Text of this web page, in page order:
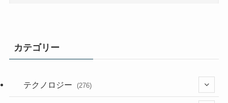
カテゴリー
テクノロジー (276)